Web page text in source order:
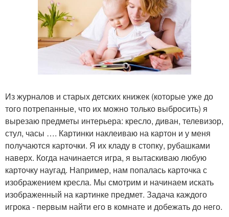
Из журналов и старых детских книжек (которые уже до
того потрепанные, что их можно только выбросить) я
вырезаю предметы интерьера: кресло, диван, телевизор,
стул, часы …. Картинки наклеиваю на картон и у меня
получаются карточки. Я их кладу в стопку, рубашками
наверх. Когда начинается игра, я вытаскиваю любую
карточку наугад. Например, нам попалась карточка с
изображением кресла. Мы смотрим и начинаем искать
изображенный на картинке предмет. Задача каждого
игрока - первым найти его в комнате и добежать до него.